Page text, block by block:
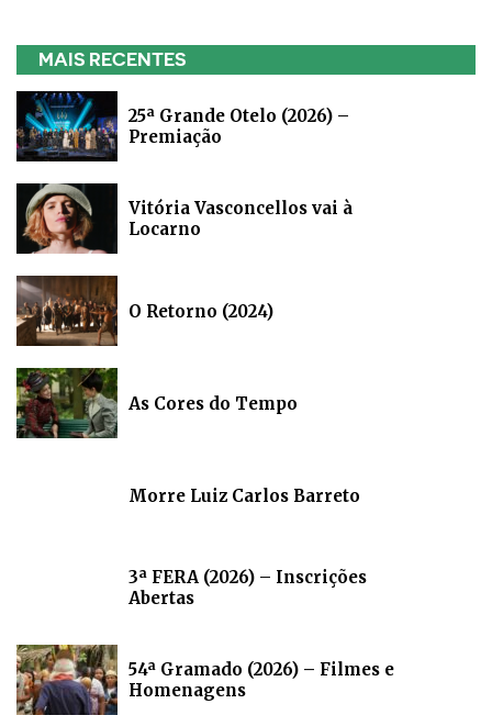
MAIS RECENTES
25ª Grande Otelo (2026) –
Premiação
Vitória Vasconcellos vai à
Locarno
O Retorno (2024)
As Cores do Tempo
Morre Luiz Carlos Barreto
3ª FERA (2026) – Inscrições
Abertas
54ª Gramado (2026) – Filmes e
Homenagens